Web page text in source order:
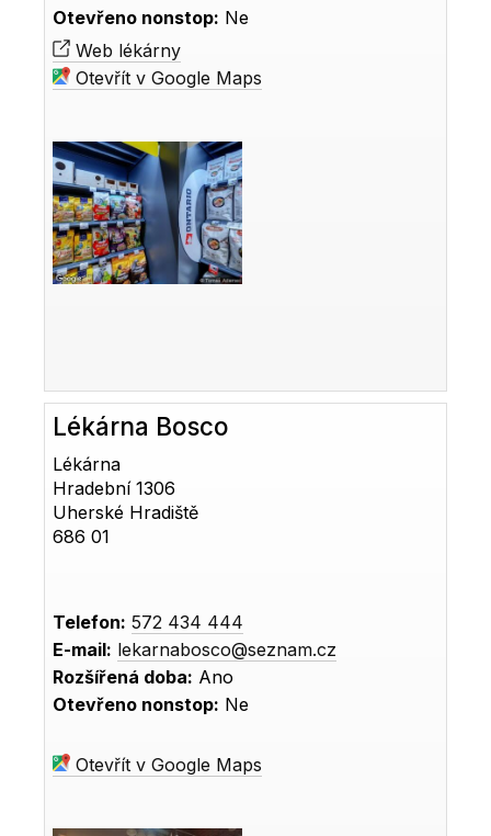
Otevřeno nonstop: Ne
Web lékárny
Otevřít v Google Maps
Lékárna Bosco
Lékárna
Hradební 1306
Uherské Hradiště
686 01
Telefon: 572 434 444
E-mail: lekarnabosco@seznam.cz
Rozšířená doba: Ano
Otevřeno nonstop: Ne
Otevřít v Google Maps